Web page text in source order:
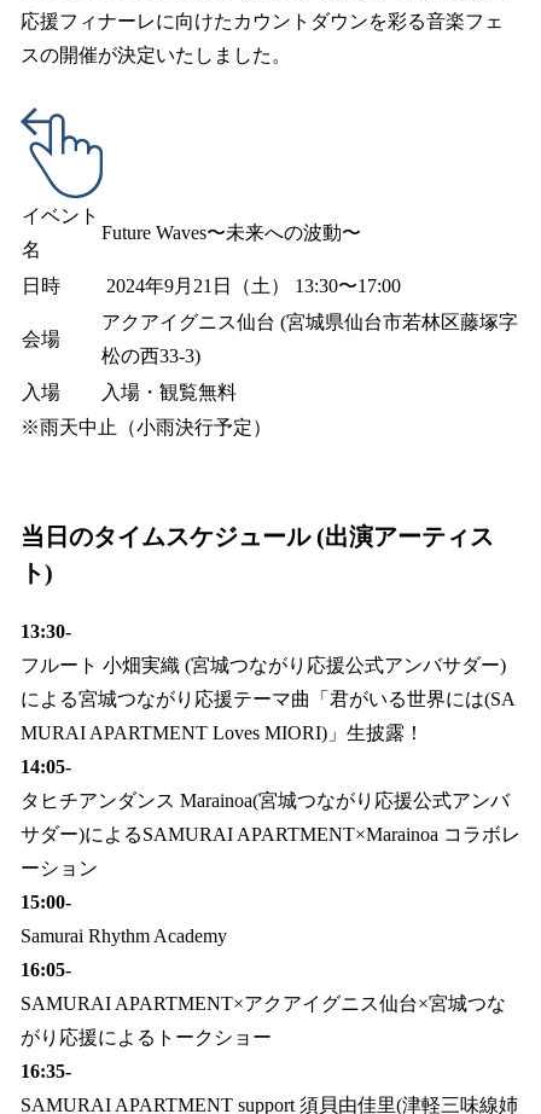
応援フィナーレに向けたカウントダウンを彩る音楽フェ
スの開催が決定いたしました。
イベント
名
Future Waves〜未来への波動〜
日時 2024年9月21日（土） 13:30〜17:00
会場
アクアイグニス仙台 (宮城県仙台市若林区藤塚字
松の西33-3)
入場
入場・観覧無料
※雨天中止（小雨決行予定）
当日のタイムスケジュール (出演アーティス
ト)
13:30-
フルート 小畑実織 (宮城つながり応援公式アンバサダー)
による宮城つながり応援テーマ曲「君がいる世界には(SA
MURAI APARTMENT Loves MIORI)」生披露！
14:05-
タヒチアンダンス Marainoa(宮城つながり応援公式アンバ
サダー)によるSAMURAI APARTMENT×Marainoa コラボレ
ーション
15:00-
Samurai Rhythm Academy
16:05-
SAMURAI APARTMENT×アクアイグニス仙台×宮城つな
がり応援によるトークショー
16:35-
SAMURAI APARTMENT support 須貝由佳里(津軽三味線姉